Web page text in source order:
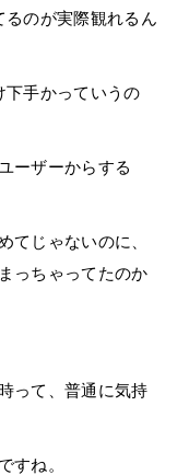
るのが実際観れるん
下手かっていうの
ーザーからする
てじゃないのに、
っちゃってたのか
って、普通に気持
すね。